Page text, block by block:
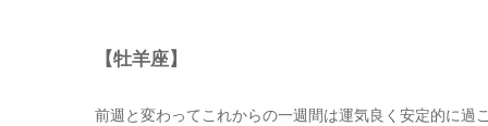
【牡羊座】
前週と変わってこれからの一週間は運気良く安定的に過